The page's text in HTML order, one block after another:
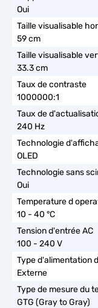
Oui
59 cm
33.3 cm
1000000:1
240 Hz
OLED
Oui
10 - 40 °C
100 - 240 V
Externe
GTG (Gray to Gray)